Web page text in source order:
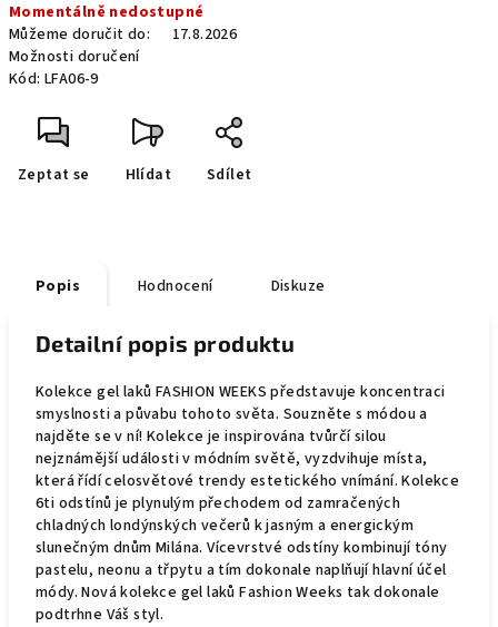
cena:
Momentálně nedostupné
Můžeme doručit do:
17.8.2026
Možnosti doručení
Kód: LFA06-9
Zeptat se Hlídat Sdílet
Popis Hodnocení Diskuze
Detailní popis produktu
Kolekce gel laků FASHION WEEKS představuje koncentraci
smyslnosti a půvabu tohoto světa. Souzněte s módou a
najděte se v ní! Kolekce je inspirována tvůrčí silou
nejznámější události v módním světě, vyzdvihuje místa,
která řídí celosvětové trendy estetického vnímání. Kolekce
6ti odstínů je plynulým přechodem od zamračených
chladných londýnských večerů k jasným a energickým
slunečným dnům Milána. Vícevrstvé odstíny kombinují tóny
pastelu, neonu a třpytu a tím dokonale naplňují hlavní účel
módy. Nová kolekce gel laků Fashion Weeks tak dokonale
podtrhne Váš styl.